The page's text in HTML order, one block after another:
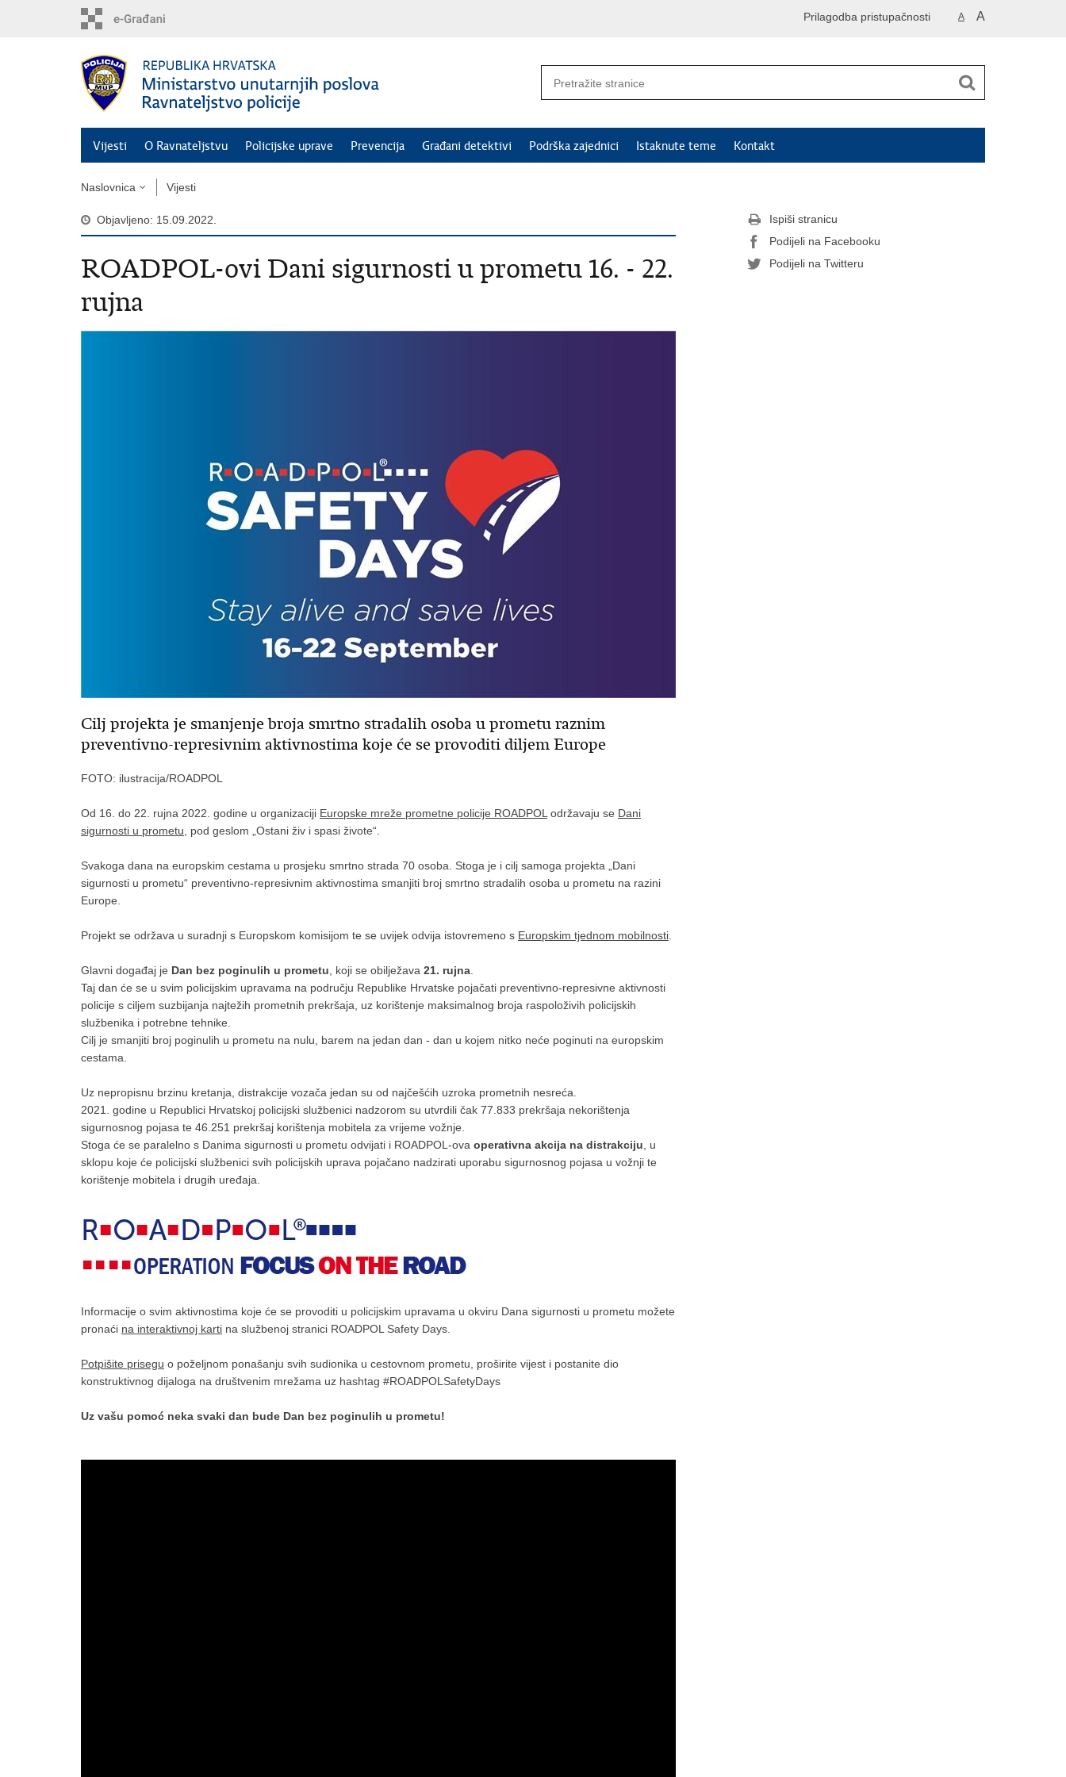
A A
Prilagodba pristupačnosti
Vijesti O Ravnateljstvu Policijske uprave Prevencija Građani detektivi Podrška zajednici Istaknute teme Kontakt
Naslovnica Vijesti
Objavljeno: 15.09.2022.
ROADPOL-ovi Dani sigurnosti u prometu 16. - 22.
rujna
Cilj projekta je smanjenje broja smrtno stradalih osoba u prometu raznim
preventivno-represivnim aktivnostima koje će se provoditi diljem Europe
FOTO: ilustracija/ROADPOL
Od 16. do 22. rujna 2022. godine u organizaciji Europske mreže prometne policije ROADPOL održavaju se Dani
sigurnosti u prometu , pod geslom „Ostani živ i spasi živote“.
Svakoga dana na europskim cestama u prosjeku smrtno strada 70 osoba. Stoga je i cilj samoga projekta „Dani
sigurnosti u prometu“ preventivno-represivnim aktivnostima smanjiti broj smrtno stradalih osoba u prometu na razini
Europe.
Projekt se održava u suradnji s Europskom komisijom te se uvijek odvija istovremeno s Europskim tjednom mobilnosti
Glavni događaj je Dan bez poginulih u prometu , koji se obilježava 21. rujna
Taj dan će se u svim policijskim upravama na području Republike Hrvatske pojačati preventivno-represivne aktivnosti
policije s ciljem suzbijanja najtežih prometnih prekršaja, uz korištenje maksimalnog broja raspoloživih policijskih
službenika i potrebne tehnike.
Cilj je smanjiti broj poginulih u prometu na nulu, barem na jedan dan - dan u kojem nitko neće poginuti na europskim
cestama.
Uz nepropisnu brzinu kretanja, distrakcije vozača jedan su od najčešćih uzroka prometnih nesreća.
2021. godine u Republici Hrvatskoj policijski službenici nadzorom su utvrdili čak 77.833 prekršaja nekorištenja
sigurnosnog pojasa te 46.251 prekršaj korištenja mobitela za vrijeme vožnje.
Stoga će se paralelno s Danima sigurnosti u prometu odvijati i ROADPOL-ova operativna akcija na distrakciju , u
sklopu koje će policijski službenici svih policijskih uprava pojačano nadzirati uporabu sigurnosnog pojasa u vožnji te
korištenje mobitela i drugih uređaja.
Informacije o svim aktivnostima koje će se provoditi u policijskim upravama u okviru Dana sigurnosti u prometu možete
pronaći na interaktivnoj karti na službenoj stranici ROADPOL Safety Days.
Potpišite prisegu o poželjnom ponašanju svih sudionika u cestovnom prometu, proširite vijest i postanite dio
konstruktivnog dijaloga na društvenim mrežama uz hashtag #ROADPOLSafetyDays
Uz vašu pomoć neka svaki dan bude Dan bez poginulih u prometu!
Ispiši stranicu
Podijeli na Facebooku
Podijeli na Twitteru